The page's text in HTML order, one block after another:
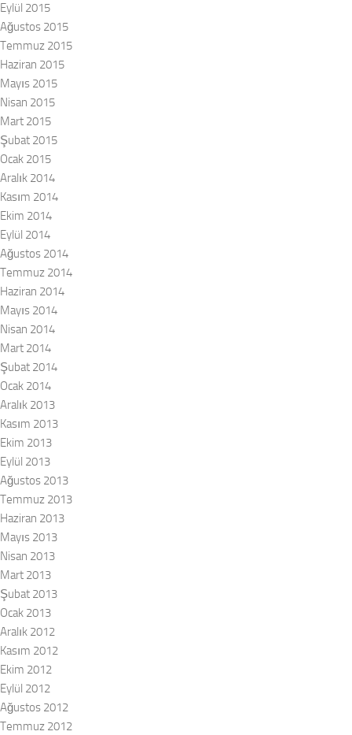
Eylül 2015
Ağustos 2015
Temmuz 2015
Haziran 2015
Mayıs 2015
Nisan 2015
Mart 2015
Şubat 2015
Ocak 2015
Aralık 2014
Kasım 2014
Ekim 2014
Eylül 2014
Ağustos 2014
Temmuz 2014
Haziran 2014
Mayıs 2014
Nisan 2014
Mart 2014
Şubat 2014
Ocak 2014
Aralık 2013
Kasım 2013
Ekim 2013
Eylül 2013
Ağustos 2013
Temmuz 2013
Haziran 2013
Mayıs 2013
Nisan 2013
Mart 2013
Şubat 2013
Ocak 2013
Aralık 2012
Kasım 2012
Ekim 2012
Eylül 2012
Ağustos 2012
Temmuz 2012